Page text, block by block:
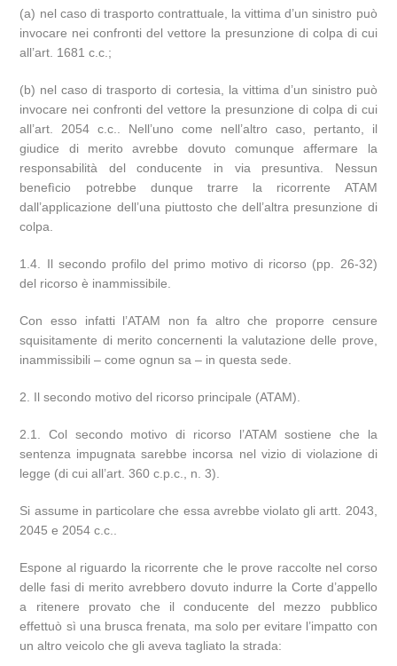
(a) nel caso di trasporto contrattuale, la vittima d’un sinistro può
invocare nei confronti del vettore la presunzione di colpa di cui
all’art. 1681 c.c.;
(b) nel caso di trasporto di cortesia, la vittima d’un sinistro può
invocare nei confronti del vettore la presunzione di colpa di cui
all’art. 2054 c.c.. Nell’uno come nell’altro caso, pertanto, il
giudice di merito avrebbe dovuto comunque affermare la
responsabilità del conducente in via presuntiva. Nessun
benefìcio potrebbe dunque trarre la ricorrente ATAM
dall’applicazione dell’una piuttosto che dell’altra presunzione di
colpa.
1.4. Il secondo profilo del primo motivo di ricorso (pp. 26-32)
del ricorso è inammissibile.
Con esso infatti l’ATAM non fa altro che proporre censure
squisitamente di merito concernenti la valutazione delle prove,
inammissibili – come ognun sa – in questa sede.
2. Il secondo motivo del ricorso principale (ATAM).
2.1. Col secondo motivo di ricorso l’ATAM sostiene che la
sentenza impugnata sarebbe incorsa nel vizio di violazione di
legge (di cui all’art. 360 c.p.c., n. 3).
Si assume in particolare che essa avrebbe violato gli artt. 2043,
2045 e 2054 c.c..
Espone al riguardo la ricorrente che le prove raccolte nel corso
delle fasi di merito avrebbero dovuto indurre la Corte d’appello
a ritenere provato che il conducente del mezzo pubblico
effettuò sì una brusca frenata, ma solo per evitare l’impatto con
un altro veicolo che gli aveva tagliato la strada: